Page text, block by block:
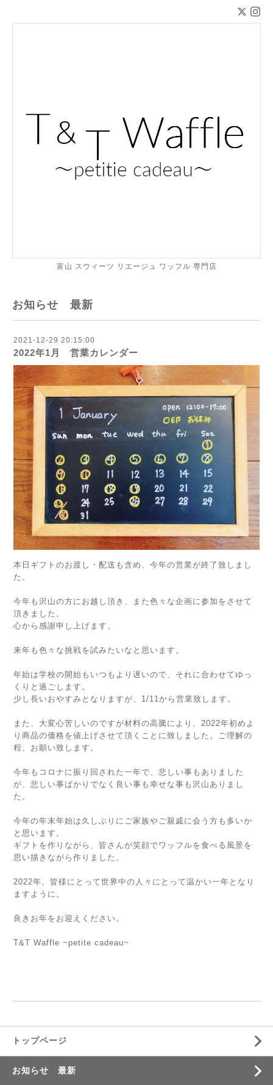
富山 スウィーツ リエージュ ワッフル 専門店
お知らせ 最新
2021-12-29 20:15:00
2022年1月 営業カレンダー
本日ギフトのお渡し・配送も含め、今年の営業が終了致しまし
た。
今年も沢山の方にお越し頂き、また色々な企画に参加をさせて
頂きました。
心から感謝申し上げます。
来年も色々な挑戦を試みたいなと思います。
年始は学校の開始もいつもより遅いので、それに合わせてゆっ
くりと過ごします。
少し長いおやすみとなりますが、1/11から営業致します。
また、大変心苦しいのですが材料の高騰により、2022年初めよ
り商品の価格を値上げさせて頂くことに致しました。ご理解の
程、お願い致します。
今年もコロナに振り回された一年で、悲しい事もありました
が、悲しい事ばかりでなく良い事も幸せな事も沢山ありまし
た。
今年の年末年始は久しぶりにご家族やご親戚に会う方も多いか
と思います。
ギフトを作りながら、皆さんが笑顔でワッフルを食べる風景を
思い描きながら作りました。
2022年、皆様にとって世界中の人々にとって温かい一年となり
ますように。
良きお年をお迎えください。
T&T Waffle ~petite cadeau~
トップページ
お知らせ 最新